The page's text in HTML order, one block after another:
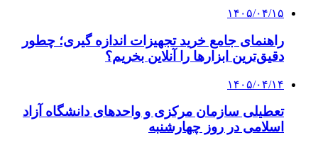
۱۴۰۵/۰۴/۱۵
راهنمای جامع خرید تجهیزات اندازه گیری؛ چطور
دقیق‌ترین ابزارها را آنلاین بخریم؟
۱۴۰۵/۰۴/۱۴
تعطیلی سازمان مرکزی و واحدهای دانشگاه آزاد
اسلامی در روز چهارشنبه